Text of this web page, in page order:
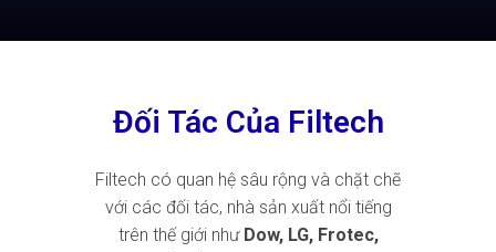
Đối Tác Của Filtech
Filtech có quan hệ sâu rộng và chặt chẽ
với các đối tác, nhà sản xuất nổi tiếng
trên thế giới như Dow, LG, Frotec,